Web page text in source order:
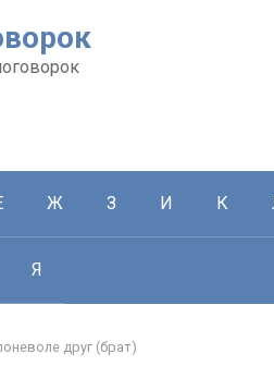
Ж З И К
Я
друг (брат)